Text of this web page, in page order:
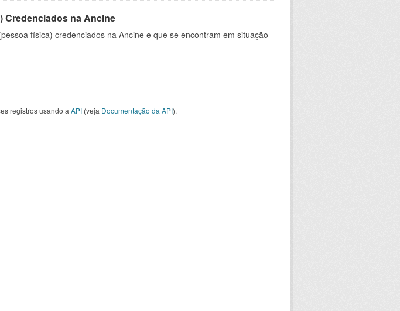
Credenciados na Ancine
física) credenciados na Ancine e que se encontram em situação
registros usando a API (veja Documentação da API).